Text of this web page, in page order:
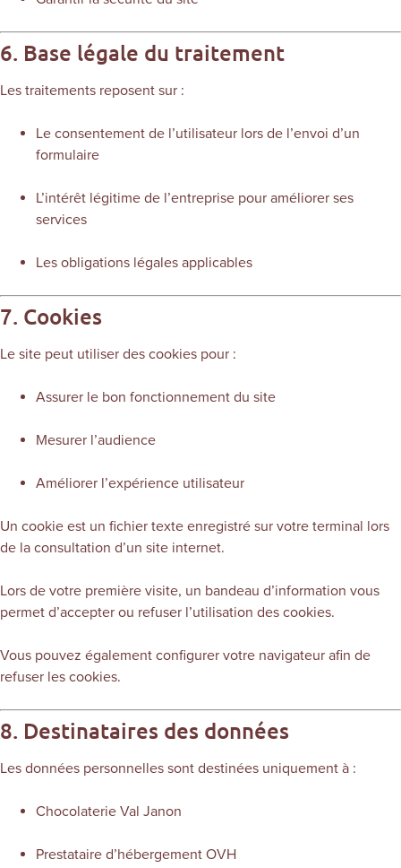
6. Base légale du traitement
Les traitements reposent sur :
Le consentement de l’utilisateur lors de l’envoi d’un
formulaire
L’intérêt légitime de l’entreprise pour améliorer ses
services
Les obligations légales applicables
7. Cookies
Le site peut utiliser des cookies pour :
Assurer le bon fonctionnement du site
Mesurer l’audience
Améliorer l’expérience utilisateur
Un cookie est un fichier texte enregistré sur votre terminal lors
de la consultation d’un site internet.
Lors de votre première visite, un bandeau d’information vous
permet d’accepter ou refuser l’utilisation des cookies.
Vous pouvez également configurer votre navigateur afin de
refuser les cookies.
8. Destinataires des données
Les données personnelles sont destinées uniquement à :
Chocolaterie Val Janon
Prestataire d’hébergement OVH